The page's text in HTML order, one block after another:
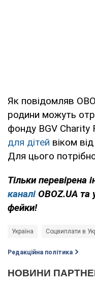
Як повідомляв
родини можуть
фонду BGV Charity
для дітей віком
Для цього
Тільки перевірена
каналі OBOZ.UA та
фейки!
Україна Соцвиплати в
Редакційна політика